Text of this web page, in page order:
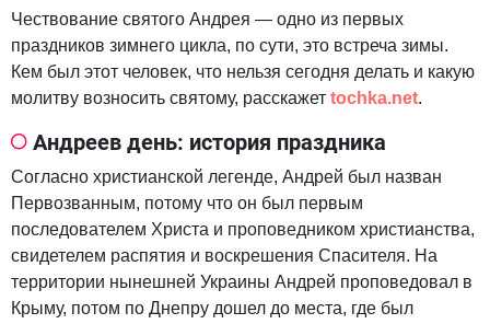
Чествование святого Андрея — одно из первых
праздников зимнего цикла, по сути, это встреча зимы.
Кем был этот человек, что нельзя сегодня делать и какую
молитву возносить святому, расскажет tochka.net.
Андреев день: история праздника
Согласно христианской легенде, Андрей был назван
Первозванным, потому что он был первым
последователем Христа и проповедником христианства,
свидетелем распятия и воскрешения Спасителя. На
территории нынешней Украины Андрей проповедовал в
Крыму, потом по Днепру дошел до места, где был